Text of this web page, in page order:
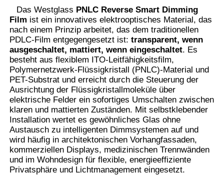
Startseite
Produkte
Über uns
Fabrik Tour
Qualitätskontrolle
Kontakt
Das Westglass PNLC Reverse Smart Dimming
Film ist ein innovatives elektrooptisches Material, das
nach einem Prinzip arbeitet, das dem traditionellen
PDLC-Film entgegengesetzt ist:transparent, wenn
ausgeschaltet, mattiert, wenn eingeschaltet. Es
besteht aus flexiblem ITO-Leitfähigkeitsfilm,
Polymernetzwerk-Flüssigkristall (PNLC)-Material und
PET-Substrat und erreicht durch die Steuerung der
Ausrichtung der Flüssigkristallmoleküle über
elektrische Felder ein sofortiges Umschalten zwischen
klaren und mattierten Zuständen. Mit selbstklebender
Installation wertet es gewöhnliches Glas ohne
Austausch zu intelligenten Dimmsystemen auf und
wird häufig in architektonischen Vorhangfassaden,
kommerziellen Displays, medizinischen Trennwänden
und im Wohndesign für flexible, energieeffiziente
Privatsphäre und Lichtmanagement eingesetzt.